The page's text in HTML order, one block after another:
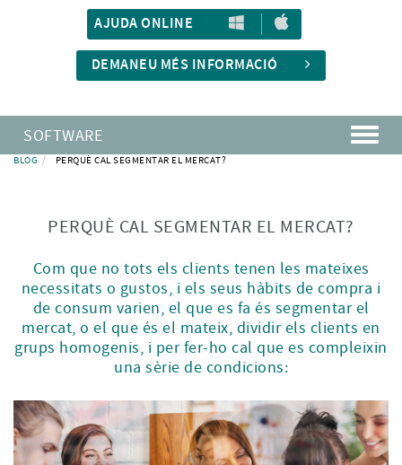
AJUDA ONLINE
DEMANEU MÉS INFORMACIÓ
SOFTWARE
BLOG PERQUÈ CAL SEGMENTAR EL MERCAT?
PERQUÈ CAL SEGMENTAR EL MERCAT?
Com que no tots els clients tenen les mateixes
necessitats o gustos, i els seus hàbits de compra i
de consum varien, el que es fa és segmentar el
mercat, o el que és el mateix, dividir els clients en
grups homogenis, i per fer-ho cal que es compleixin
una sèrie de condicions: